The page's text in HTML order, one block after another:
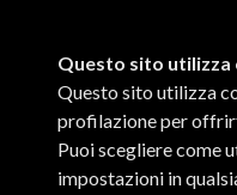
Questo sito utilizza
Questo sito utilizza
profilazione per
Puoi scegliere come
impostazioni in